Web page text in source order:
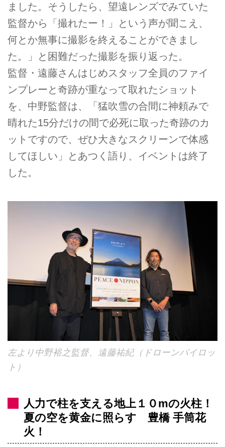
ました。そうしたら、望遠レンズでみていた
監督から「撮れたー！」という声が聞こえ、
何とか無事に撮影を終えることができまし
た。」と困難だった撮影を振り返った。
監督・遠藤さんはじめスタッフ全員のファイ
ンプレーと奇跡が重なって取れたショット
を、中野監督は、「猛吹雪の合間に神頼みで
晴れた15分だけの間で必死に取った奇跡のカ
ットですので、ぜひ大きなスクリーンで体感
してほしい」とあつく語り、イベントは終了
した。
左より中野裕之監督、遠藤祐紀（ドローンパイロッ
ト）
人力で柱を支える地上１０mの火柱！
夏の空を黄金に照らす 豊橋 手筒花
火！